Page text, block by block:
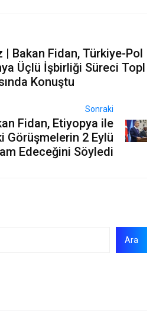
| Bakan Fidan, Türkiye-Pol
Üçlü İşbirliği Süreci Topl
Konuştu
Sonraki
Fidan, Etiyopya ile
Görüşmelerin 2 Eylü
Edeceğini Söyledi
Ara